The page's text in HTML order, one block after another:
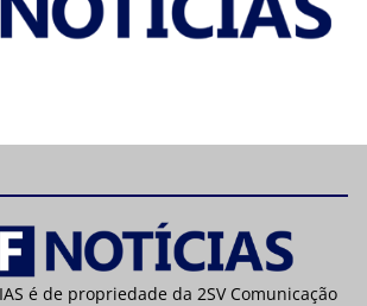
é de propriedade da 2SV Comunicação